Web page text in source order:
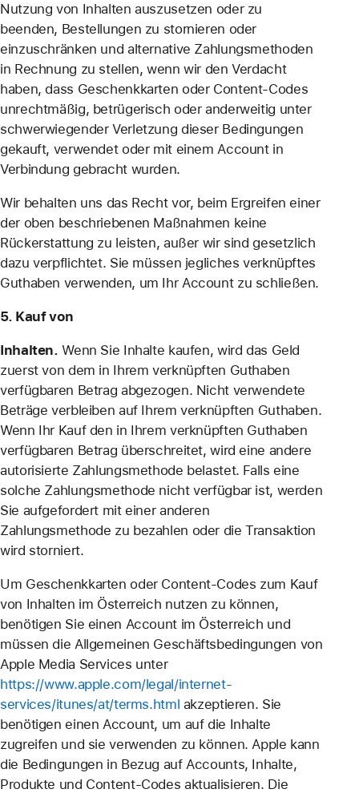
Nutzung von Inhalten auszusetzen oder zu
beenden, Bestellungen zu stornieren oder
einzuschränken und alternative Zahlungsmethoden
in Rechnung zu stellen, wenn wir den Verdacht
haben, dass Geschenkkarten oder Content-Codes
unrechtmäßig, betrügerisch oder anderweitig unter
schwerwiegender Verletzung dieser Bedingungen
gekauft, verwendet oder mit einem Account in
Verbindung gebracht wurden.
Wir behalten uns das Recht vor, beim Ergreifen einer
der oben beschriebenen Maßnahmen keine
Rückerstattung zu leisten, außer wir sind gesetzlich
dazu verpflichtet. Sie müssen jegliches verknüpftes
Guthaben verwenden, um Ihr Account zu schließen.
5. Kauf von
Inhalten. Wenn Sie Inhalte kaufen, wird das Geld
zuerst von dem in Ihrem verknüpften Guthaben
verfügbaren Betrag abgezogen. Nicht verwendete
Beträge verbleiben auf Ihrem verknüpften Guthaben.
Wenn Ihr Kauf den in Ihrem verknüpften Guthaben
verfügbaren Betrag überschreitet, wird eine andere
autorisierte Zahlungsmethode belastet. Falls eine
solche Zahlungsmethode nicht verfügbar ist, werden
Sie aufgefordert mit einer anderen
Zahlungsmethode zu bezahlen oder die Transaktion
wird storniert.
Um Geschenkkarten oder Content-Codes zum Kauf
von Inhalten im Österreich nutzen zu können,
benötigen Sie einen Account im Österreich und
müssen die Allgemeinen Geschäftsbedingungen von
Apple Media Services unter
https://www.apple.com/legal/internet-
services/itunes/at/terms.html akzeptieren. Sie
benötigen einen Account, um auf die Inhalte
zugreifen und sie verwenden zu können. Apple kann
die Bedingungen in Bezug auf Accounts, Inhalte,
Produkte und Content-Codes aktualisieren. Die